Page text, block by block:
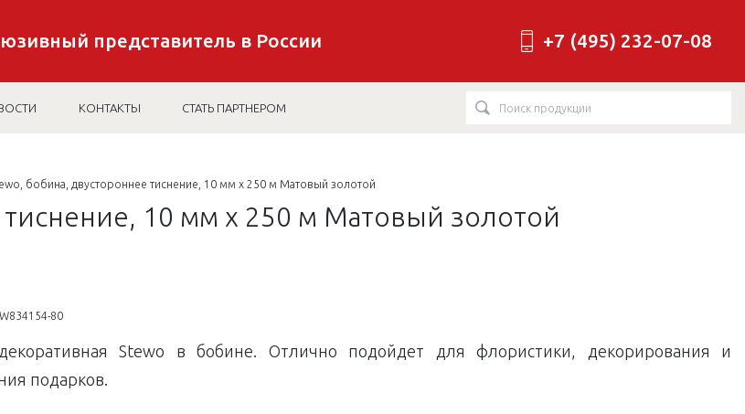
представитель в России +7 (495) 232-07-08
КОНТАКТЫ СТАТЬ ПАРТНЕРОМ
бобина, двустороннее тиснение, 10 мм х 250 м Матовый золотой
10 мм х 250 м Матовый золотой
80
Stewo в бобине. Отлично подойдет для флористики, декорирования и
подарков.